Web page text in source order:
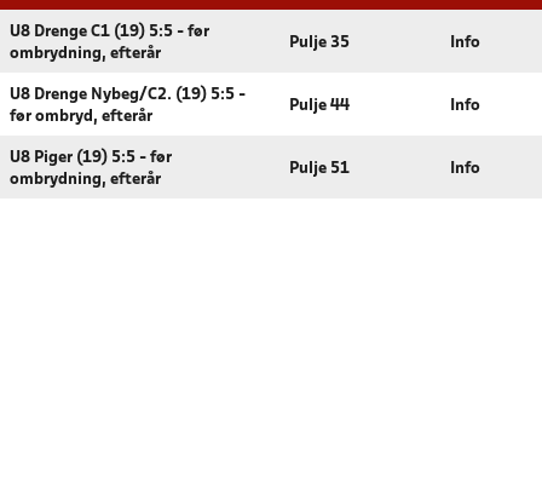
U8 Drenge C1 (19) 5:5 - før
ombrydning, efterår
Pulje 35 Info
U8 Drenge Nybeg/C2. (19) 5:5 -
før ombryd, efterår
Pulje 44 Info
U8 Piger (19) 5:5 - før
ombrydning, efterår
Pulje 51 Info